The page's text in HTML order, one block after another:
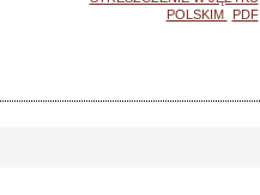
POLSKIM
PDF